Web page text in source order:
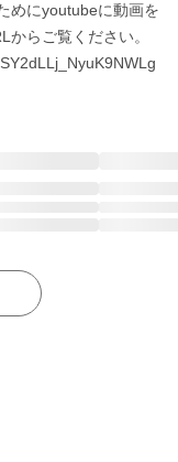
めにyoutubeに動画を
らご覧ください。